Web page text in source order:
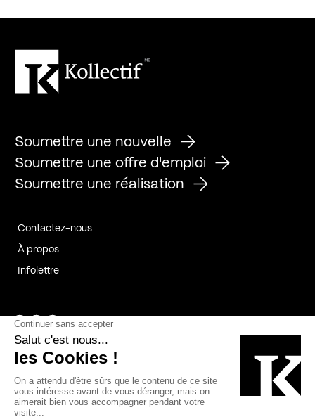
Soumettre une nouvelle
Soumettre une offre d'emploi
Soumettre une réalisation
Contactez-nous
À propos
Infolettre
Page Facebook de Kollectif
Page Instagram de Kollectif
Page Linkedin de Kollectif